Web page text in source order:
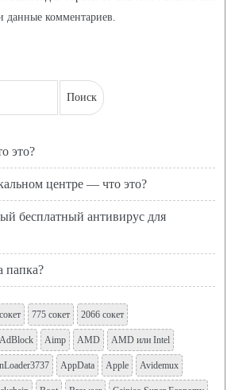
данные комментариев
это?
центре — что это?
бесплатный антивирус для
папка?
775 сокет 2066 сокет
AdBlock Aimp AMD AMD или Intel
AppData Apple Avidemux